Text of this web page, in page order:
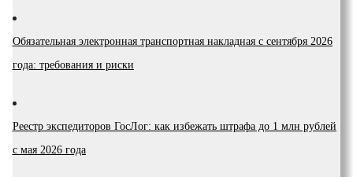
Обязательная электронная транспортная накладная с сентября 2026
года: требования и риски
Реестр экспедиторов ГосЛог: как избежать штрафа до 1 млн рублей
с мая 2026 года